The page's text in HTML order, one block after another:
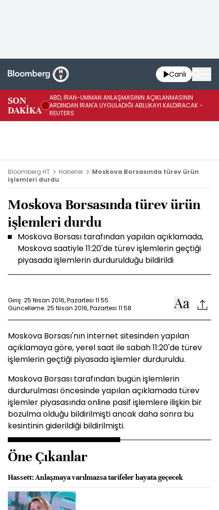
Canlı
SON
DAKİKA
ABD, İRAN-UMMAN ANLAŞMASININ AÇIKLANMASININ
ARDINDAN İRAN'A UYGULADIĞI ABLUKAYI KALDIRACAK -
REUTERS
Bloomberg HT Haberler
Moskova Borsasında türev ürün
işlemleri durdu
Moskova Borsasında türev ürün
işlemleri durdu
Moskova Borsası tarafından yapılan açıklamada,
Moskova saatiyle 11:20'de türev işlemlerin geçtiği
piyasada işlemlerin durdurulduğu bildirildi
Giriş: 25 Nisan 2016, Pazartesi 11:55
Güncelleme: 25 Nisan 2016, Pazartesi 11:58
Moskova Borsası'nın internet sitesinden yapılan
açıklamaya göre, yerel saat ile sabah 11:20'de türev
işlemlerin geçtiği piyasada işlemler durduruldu.
Moskova Borsası tarafından bugün işlemlerin
durdurulması öncesinde yapılan açıklamada türev
işlemler piyasasında online pasif işlemlere ilişkin bir
bozulma olduğu bildirilmişti ancak daha sonra bu
kesintinin giderildiği bildirilmişti.
Öne Çıkanlar
Hassett: Anlaşmaya varılmazsa tarifeler hayata geçecek